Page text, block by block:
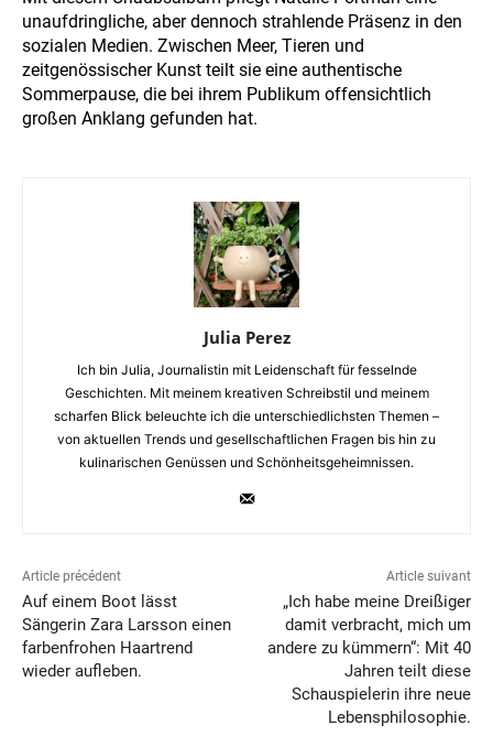
unaufdringliche, aber dennoch strahlende Präsenz in den
sozialen Medien. Zwischen Meer, Tieren und
zeitgenössischer Kunst teilt sie eine authentische
Sommerpause, die bei ihrem Publikum offensichtlich
großen Anklang gefunden hat.
Julia Perez
Ich bin Julia, Journalistin mit Leidenschaft für fesselnde
Geschichten. Mit meinem kreativen Schreibstil und meinem
scharfen Blick beleuchte ich die unterschiedlichsten Themen –
von aktuellen Trends und gesellschaftlichen Fragen bis hin zu
kulinarischen Genüssen und Schönheitsgeheimnissen.
Article précédent
Auf einem Boot lässt
Sängerin Zara Larsson einen
farbenfrohen Haartrend
wieder aufleben.
Article suivant
„Ich habe meine Dreißiger
damit verbracht, mich um
andere zu kümmern“: Mit 40
Jahren teilt diese
Schauspielerin ihre neue
Lebensphilosophie.